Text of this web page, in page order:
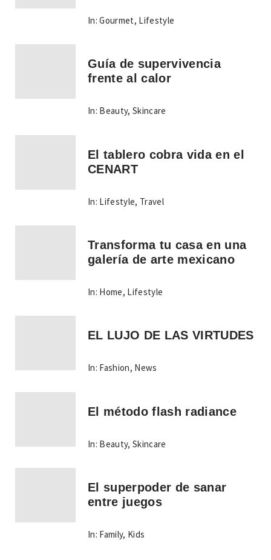
In: Gourmet, Lifestyle
Guía de supervivencia
frente al calor
In: Beauty,Skincare
El tablero cobra vida en el
CENART
In: Lifestyle, Travel
Transforma tu casa en una
galería de arte mexicano
In: Home, Lifestyle
EL LUJO DE LAS VIRTUDES
In: Fashion, News
El método flash radiance
In: Beauty,Skincare
El superpoder de sanar
entre juegos
In: Family, Kids